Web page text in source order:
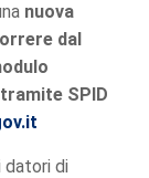
nuova
dal
SPID
datori di